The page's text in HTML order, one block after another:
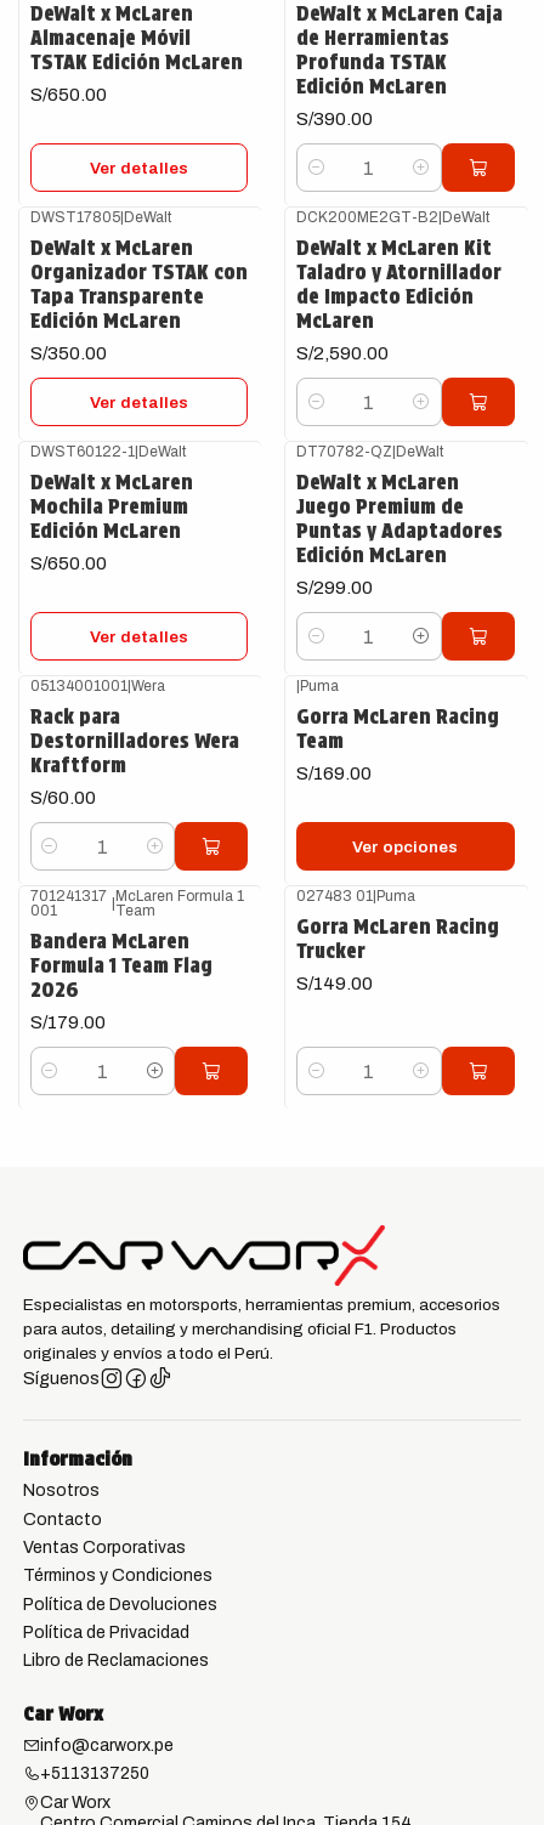
DeWalt x McLaren
Almacenaje Móvil
TSTAK Edición McLaren
S/650.00
Ver detalles
DeWalt x McLaren Caja
de Herramientas
Profunda TSTAK
Edición McLaren
S/390.00
Cantidad
DWST17805|DeWalt
DeWalt x McLaren
Organizador TSTAK con
Tapa Transparente
Edición McLaren
S/350.00
Ver detalles
DCK200ME2GT-B2|DeWalt
DeWalt x McLaren Kit
Taladro y Atornillador
de Impacto Edición
McLaren
S/2,590.00
Cantidad
DWST60122-1 |DeWalt
DeWalt x McLaren
Mochila Premium
Edición McLaren
S/650.00
Ver detalles
DT70782-QZ|DeWalt
DeWalt x McLaren
Juego Premium de
Puntas y Adaptadores
Edición McLaren
S/299.00
Cantidad
05134001001 |Wera
Rack para
Destornilladores Wera
Kraftform
S/60.00
Cantidad
|Puma
Gorra McLaren Racing
Team
S/169.00
Ver opciones
701241317
001
|McLaren Formula 1
Team
Bandera McLaren
Formula 1 Team Flag
2026
S/179.00
Cantidad
027483 01 |Puma
Gorra McLaren Racing
Trucker
S/149.00
Cantidad
Especialistas en motorsports, herramientas premium, accesorios
para autos, detailing y merchandising oficial F1. Productos
originales y envíos a todo el Perú.
Síguenos
Información
Nosotros
Contacto
Ventas Corporativas
Términos y Condiciones
Política de Devoluciones
Política de Privacidad
Libro de Reclamaciones
Car Worx
info@carworx.pe
+5113137250
Car Worx